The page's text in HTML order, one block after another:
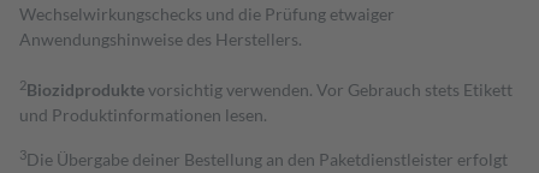
Wechselwirkungschecks und die Prüfung etwaiger
Anwendungshinweise des Herstellers.
2Biozidproduktevorsichtig verwenden. Vor Gebrauch stets Etikett
und Produktinformationen lesen.
3Die Übergabe deiner Bestellung an den Paketdienstleister erfolgt